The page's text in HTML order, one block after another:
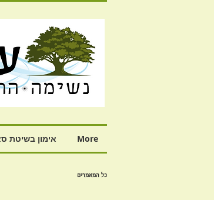
אימון בשיטת More
כל המאמרים